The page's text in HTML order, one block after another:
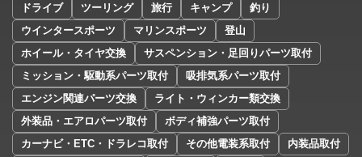
ドライブ
ツーリング 旅行 キャンプ
釣り
ウインタースポーツ
マリンスポーツ
登山
ホイール・タイヤ交換
サスペンション・足回りパーツ取付
ミッション・駆動系パーツ取付
吸排気系パーツ取付
エンジン関連パーツ交換
ライト・ウィンカー類交換
外装品・エアロパーツ取付
ボディ補強パーツ取付
カーナビ・ETC・ドラレコ取付
その他電装系取付
内装品取付